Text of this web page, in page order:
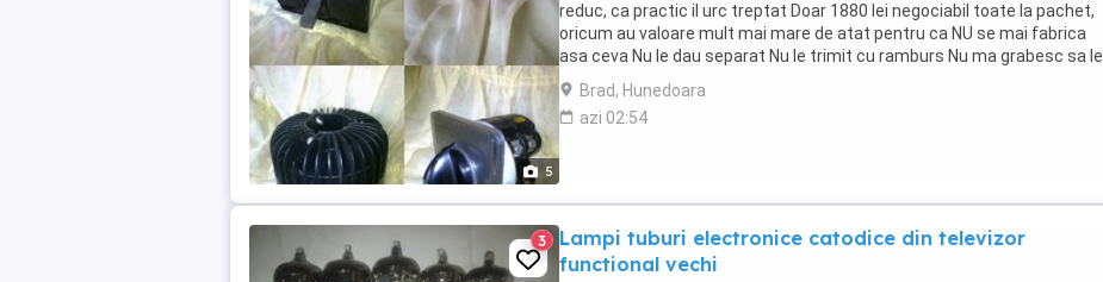
5
reduc, ca practic il urc treptat Doar 1880 lei negociabil toate la pachet,
oricum au valoare mult mai mare de atat pentru ca NU se mai fabrica
asa ceva Nu le dau separat Nu le trimit cu ramburs Nu ma grabesc sa le
vand deoarece ...
Brad, Hunedoara
azi 02:54
3
Lampi tuburi electronice catodice din televizor
functional vechi